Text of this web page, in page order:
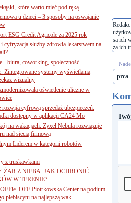
są ich
za ich
prca
które warto mieć pod ręką
u dzieci – 3 sposoby na oswajanie
ESG Credit Agricole za 2025 rok
cyfryzacja służby zdrowia lekarstwem na
- biura, coworking, społeczność
Zintegrowane systemy wyświetlania
wizualny
oświetlenie uliczne w
cyfrową sprzedaż ubezpieczeń.
dostępny w aplikacji CA24 Mo
na wakacjach. Zyxel Nebula rozwiązuje
nad siecią firmową
Liderem w kategorii robotów
z truskawkami
ŻAR Z NIEBA. JAK OCHRONIĆ
W TERENIE?
OFF Piotrkowska Center na podium
plebiscytu na najlepszą wak